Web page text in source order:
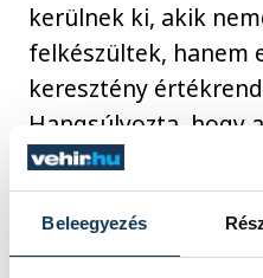
Beleegyezés
kerülnek ki, akik
felkészültek, hanem
keresztény
Hangsúlyozta, hogy
hittudomány és
elengedhetetlenek,
itt kéz a kézben jár.